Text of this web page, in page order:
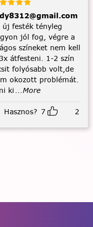
új festék tényleg
jól fog, végre a
színeket nem kell
átfesteni. 1-2 szín
folyósabb volt,de
okozott problémát.
ki...More
Hasznos? 7 2